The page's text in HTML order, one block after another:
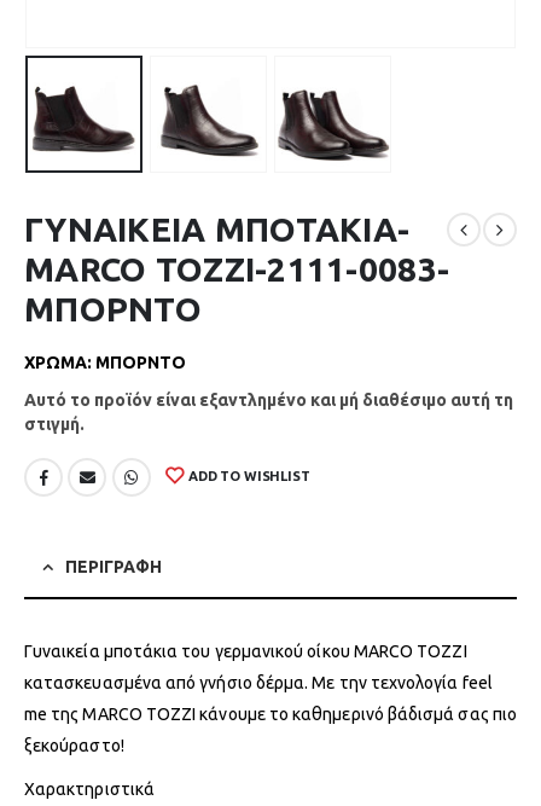
ΓΥΝΑΙΚΕΙΑ ΜΠΟΤΑΚΙΑ-
MARCO TOZZI-2111-0083-
ΜΠΟΡΝΤΟ
ΧΡΩΜΑ: ΜΠΟΡΝΤΟ
Αυτό το προϊόν είναι εξαντλημένο και μή διαθέσιμο αυτή τη
στιγμή.
ADD TO WISHLIST
ΠΕΡΙΓΡΑΦΗ
Γυναικεία μποτάκια του γερμανικού οίκου MARCO TOZZI
κατασκευασμένα από γνήσιο δέρμα. Με την τεχνολογία feel
me της MARCO TOZZI κάνουμε το καθημερινό βάδισμά σας πιο
ξεκούραστο!
Χαρακτηριστικά